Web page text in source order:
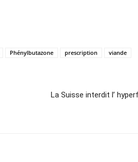
Phénylbutazone prescription viande
La Suisse interdit l’